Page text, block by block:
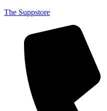
The Suppstore